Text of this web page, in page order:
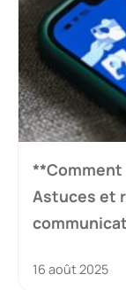
**Comment
Astuces et
16 août 2025